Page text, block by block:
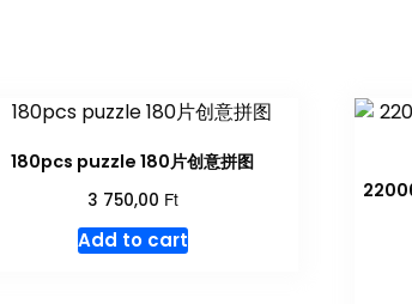
180pcs puzzle 180片创意拼图
3 750,00 Ft
Add to cart